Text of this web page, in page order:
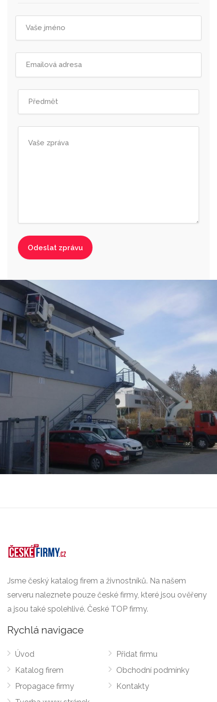
Jsme český katalog firem a živnostníků. Na našem
serveru naleznete pouze české firmy, které jsou ověřeny
a jsou také spolehlivé. České TOP firmy.
Rychlá navigace
Úvod
Katalog firem
Propagace firmy
Přidat firmu
Obchodní podmínky
Kontakty